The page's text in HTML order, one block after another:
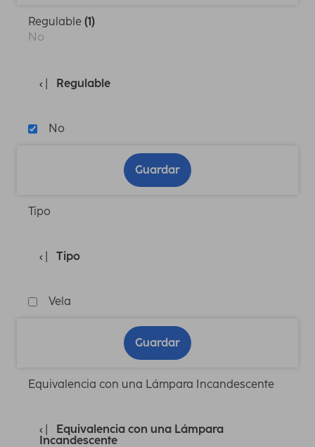
Regulable (1)
No
Regulable
No
Guardar
Tipo
Tipo
Vela
Guardar
Equivalencia con una Lámpara Incandescente
Equivalencia con una Lámpara
Incandescente